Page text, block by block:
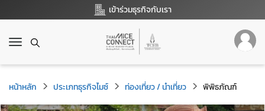
เข้าร่วมธุรกิจกับเรา
T
g
g
l
e
หน้าหลัก ประเภทธุรกิจไมซ์ ท่องเที่ยว / นำเที่ยว พิพิธภัณฑ์